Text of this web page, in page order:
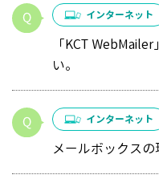
インターネット
「KCT
い。
インターネット
メールボックスの